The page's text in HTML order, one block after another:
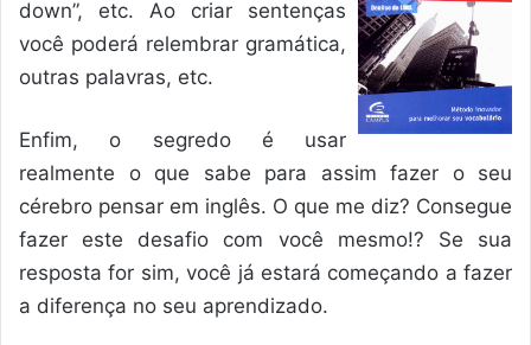
down”, etc. Ao criar sentenças
você poderá relembrar gramática,
outras palavras, etc.
Enfim, o segredo é usar
realmente o que sabe para assim fazer o seu
cérebro pensar em inglês. O que me diz? Consegue
fazer este desafio com você mesmo!? Se sua
resposta for sim, você já estará começando a fazer
a diferença no seu aprendizado.